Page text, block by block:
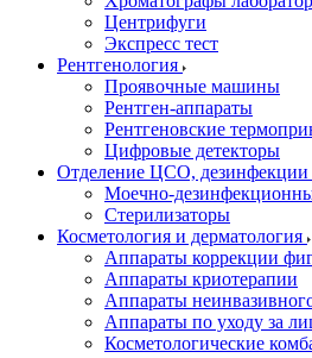
Центрифуги
Экспресс тест
Рентгенология
Проявочные машины
Рентген-аппараты
Рентгеновские
Цифровые детекторы
Отделение ЦСО, дезинфекции
Моечно-
Стерилизаторы
Косметология и дерматология
Аппараты коррекции
Аппараты криотерапии
Аппараты
Аппараты по уходу за
Косметологические